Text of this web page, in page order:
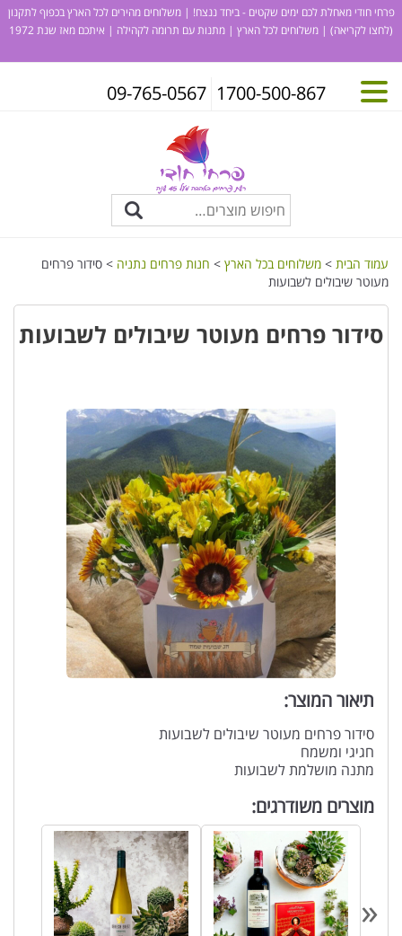
פרחי חודי מאחלת לכם ימים שקטים - ביחד ננצח! | משלוחים מהירים לכל הארץ בכפוף לתקנון
(לחצו לקריאה) | משלוחים לכל הארץ | מתנות עם תרומה לקהילה | איתכם מאז שנת 1972
1700-500-867
09-765-0567
עמוד הבית > משלוחים בכל הארץ > חנות פרחים נתניה > סידור פרחים
מעוטר שיבולים לשבועות
סידור פרחים מעוטר שיבולים לשבועות
תיאור המוצר:
סידור פרחים מעוטר שיבולים לשבועות
חגיגי ומשמח
מתנה מושלמת לשבועות
מוצרים משודרגים:
«